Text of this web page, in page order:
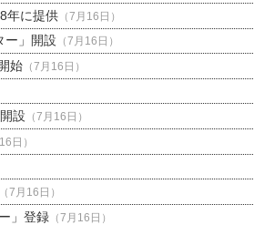
年に提供（7月16日）
ー」開設 （7月16日）
始（7月16日）
設 （7月16日）
日）
7月16日）
」登録（7月16日）